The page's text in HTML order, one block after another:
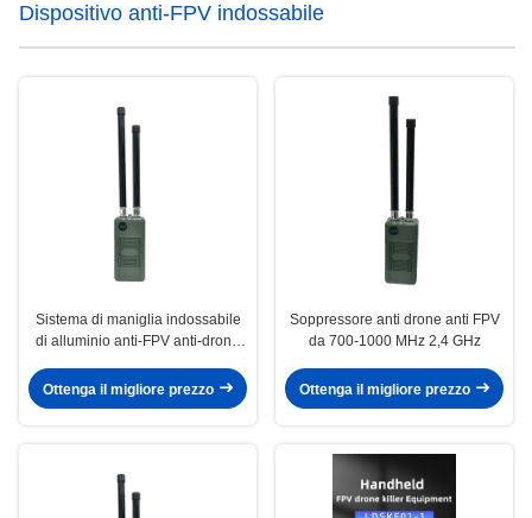
Dispositivo anti-FPV indossabile
Sistema di maniglia indossabile
di alluminio anti-FPV anti-drone
Ottenga il migliore prezzo
Soppressore anti drone anti FPV
da 700-1000 MHz 2,4 GHz
Ottenga il migliore prezzo